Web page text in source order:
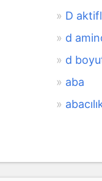
D
d
d
aba